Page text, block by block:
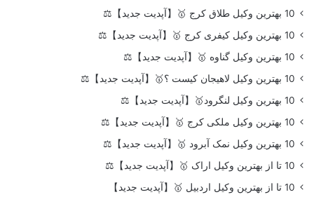
10 بهترین وکیل طلاق کرج 🥇【آپدیت جدید】⚖️
10 بهترین وکیل کیفری کرج 🥇【آپدیت جدید】⚖️
10 بهترین وکیل گناوه 🥇【آپدیت جدید】⚖️
10 بهترین وکیل لاهیجان کیست ؟🥇【آپدیت جدید】⚖️
10 بهترین وکیل لنگرود🥇【آپدیت جدید】⚖️
10 بهترین وکیل ملکی کرج 🥇【آپدیت جدید】⚖️
10 بهترین وکیل نمک آبرود 🥇【آپدیت جدید】⚖️
10 تا از بهترین وکیل اراک 🥇【آپدیت جدید】⚖️
10 تا از بهترین وکیل اردبیل 🥇【آپدیت جدید】